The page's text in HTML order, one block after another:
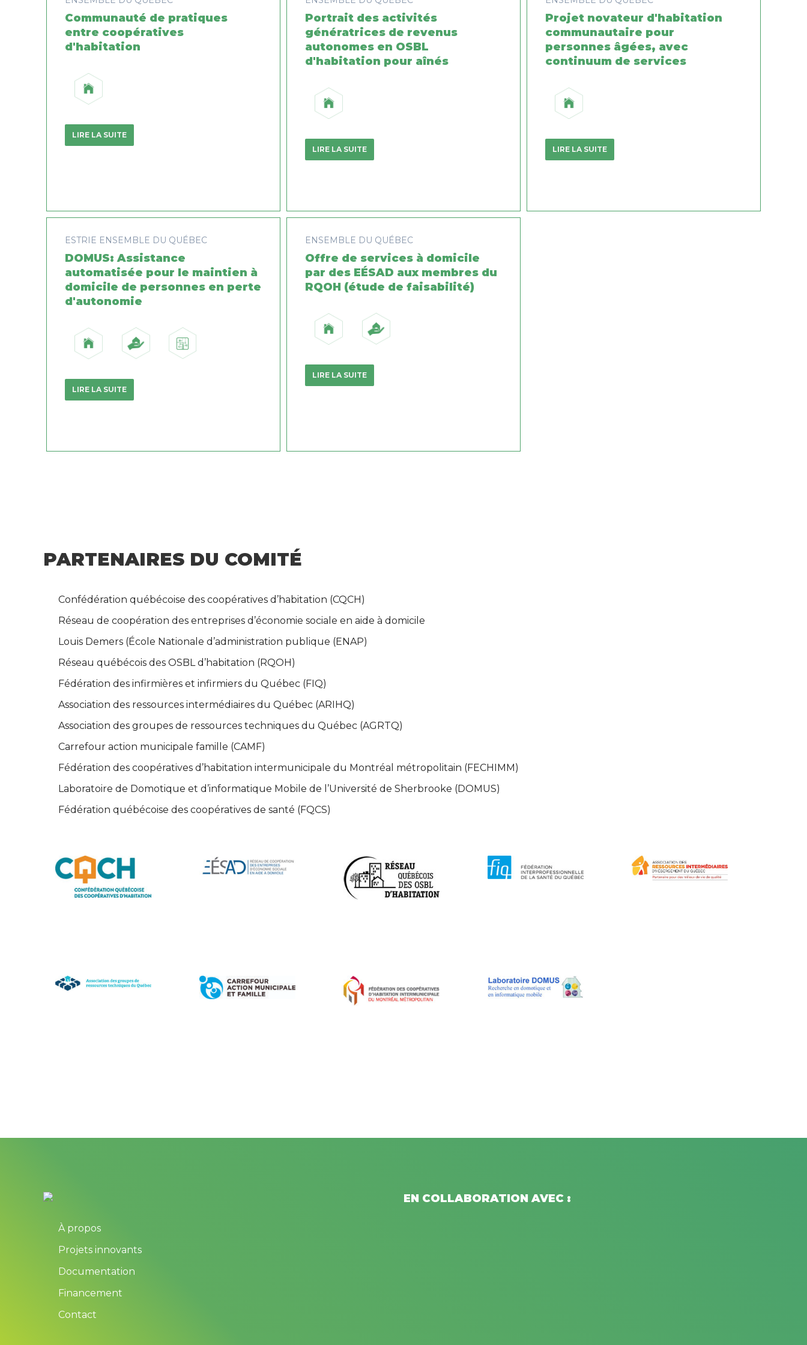
Communauté de pratiques
entre coopératives
d'habitation
LIRE LA SUITE
Portrait des activités
génératrices de revenus
autonomes en OSBL
d'habitation pour aînés
LIRE LA SUITE
Projet novateur d'habitation
communautaire pour
personnes âgées, avec
continuum de services
LIRE LA SUITE
ESTRIE ENSEMBLE DU QUÉBEC
DOMUS: Assistance
automatisée pour le maintien à
domicile de personnes en perte
d'autonomie
LIRE LA SUITE
ENSEMBLE DU QUÉBEC
Offre de services à domicile
par des EÉSAD aux membres du
RQOH (étude de faisabilité)
LIRE LA SUITE
PARTENAIRES DU COMITÉ
Confédération québécoise des coopératives d’habitation (CQCH)
Réseau de coopération des entreprises d’économie sociale en aide à domicile
Louis Demers (École Nationale d’administration publique (ENAP)
Réseau québécois des OSBL d’habitation (RQOH)
Fédération des infirmières et infirmiers du Québec (FIQ)
Association des ressources intermédiaires du Québec (ARIHQ)
Association des groupes de ressources techniques du Québec (AGRTQ)
Carrefour action municipale famille (CAMF)
Fédération des coopératives d’habitation intermunicipale du Montréal métropolitain (FECHIMM)
Laboratoire de Domotique et d’informatique Mobile de l’Université de Sherbrooke (DOMUS)
Fédération québécoise des coopératives de santé (FQCS)
À propos
Projets innovants
Documentation
Financement
Contact
EN COLLABORATION AVEC :